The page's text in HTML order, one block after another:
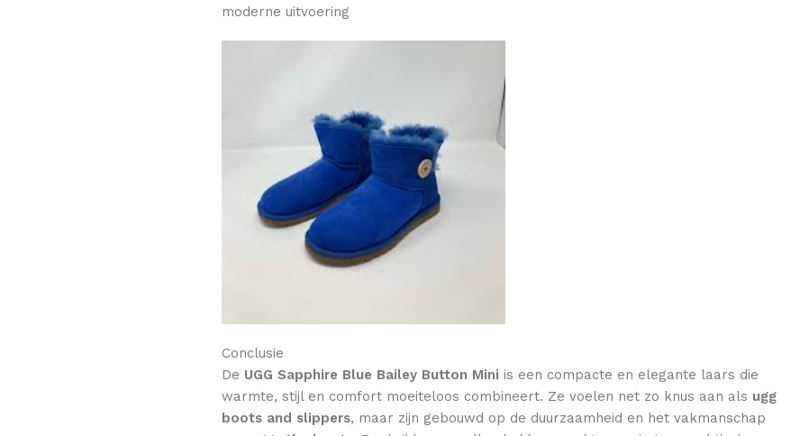
moderne uitvoering
Conclusie
De UGG Sapphire Blue Bailey Button Mini is een compacte en elegante laars die
warmte, stijl en comfort moeiteloos combineert. Ze voelen net zo knus aan als ugg
boots and slippers, maar zijn gebouwd op de duurzaamheid en het vakmanschap